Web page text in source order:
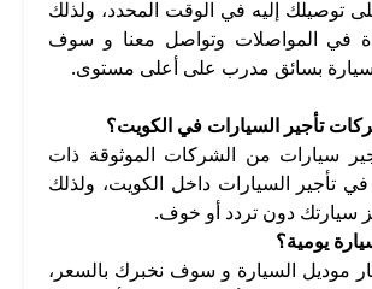
توصيلك إليه في الوقت المحدد، ولذلك
في المواصلات وتواصل معنا و سوف
بسائق مدرب على أعلى مستوى.
تأجير السيارات في الكويت؟
سيارات من الشركات الموثوقة ذات
تأجير السيارات داخل الكويت، ولذلك
سيارتك دون تردد أو خوف.
يومية؟
موديل السيارة و سوف نخبرك بالسعر،